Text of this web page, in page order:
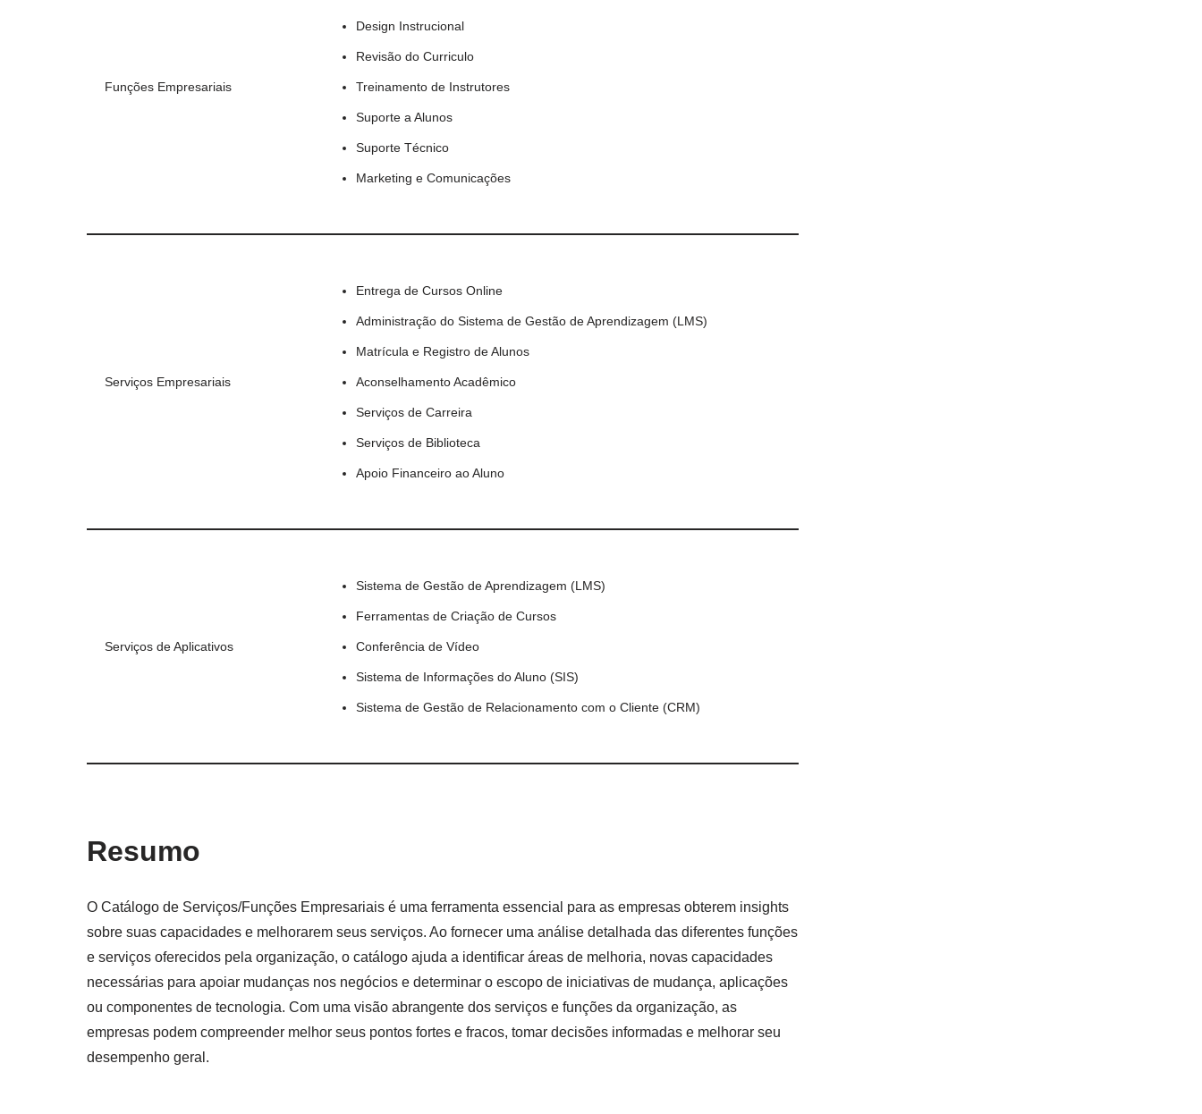
Funções Empresariais
Design Instrucional
Revisão do Curriculo
Treinamento de Instrutores
Suporte a Alunos
Suporte Técnico
Marketing e Comunicações
Serviços Empresariais
Entrega de Cursos Online
Administração do Sistema de Gestão de Aprendizagem (LMS)
Matrícula e Registro de Alunos
Aconselhamento Acadêmico
Serviços de Carreira
Serviços de Biblioteca
Apoio Financeiro ao Aluno
Serviços de Aplicativos
Sistema de Gestão de Aprendizagem (LMS)
Ferramentas de Criação de Cursos
Conferência de Vídeo
Sistema de Informações do Aluno (SIS)
Sistema de Gestão de Relacionamento com o Cliente (CRM)
Resumo
O Catálogo de Serviços/Funções Empresariais é uma ferramenta essencial para as empresas obterem insights
sobre suas capacidades e melhorarem seus serviços. Ao fornecer uma análise detalhada das diferentes funções
e serviços oferecidos pela organização, o catálogo ajuda a identificar áreas de melhoria, novas capacidades
necessárias para apoiar mudanças nos negócios e determinar o escopo de iniciativas de mudança, aplicações
ou componentes de tecnologia. Com uma visão abrangente dos serviços e funções da organização, as
empresas podem compreender melhor seus pontos fortes e fracos, tomar decisões informadas e melhorar seu
desempenho geral.